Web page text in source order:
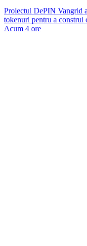
Proiectul DePIN Vangrid
tokenuri pentru a construi
Acum 4 ore